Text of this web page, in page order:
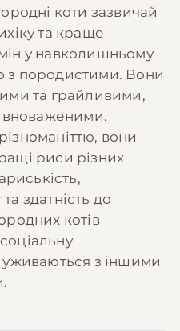
коти зазвичай
та краще
у навколишньому
з породистими. Вони
та грайливими,
вони
риси різних
здатність до
котів
уживаються з іншими